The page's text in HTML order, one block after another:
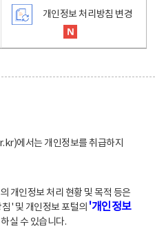
개인정보 처리방침 변경
에서는 개인정보를 취급하지
개인정보 처리 현황 및 목적 등은
' 및 개인정보 포털의 '개인정보
실 수 있습니다.